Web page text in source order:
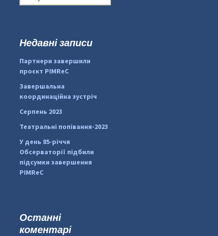
#PipIvanToday
pimrec_project
о
:Недавні записи
Партнери завершили
проєкт PIMReC
Завершальна
координаційна зустріч
Серпень 2023
Театральні попівання-2023
У день 85-річчя
Обсерваторії підбили
підсумки завершення
PIMReC
Останні
коментарі